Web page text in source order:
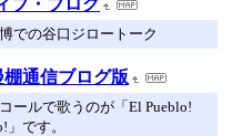
での谷口ジロートーク
棚通信ブログ版
ールで歌うのが「El Pueblo!
」です。